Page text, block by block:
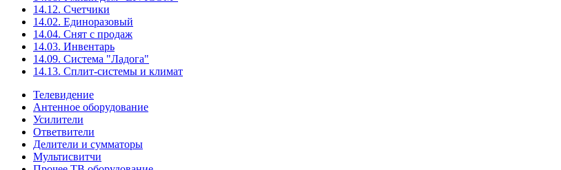
14.12. Счетчики
14.02. Единоразовый
14.04. Снят с продаж
14.03. Инвентарь
14.09. Система "Ладога"
14.13. Сплит-системы и климат
Телевидение
Антенное оборудование
Усилители
Ответвители
Делители и сумматоры
Мультисвитчи